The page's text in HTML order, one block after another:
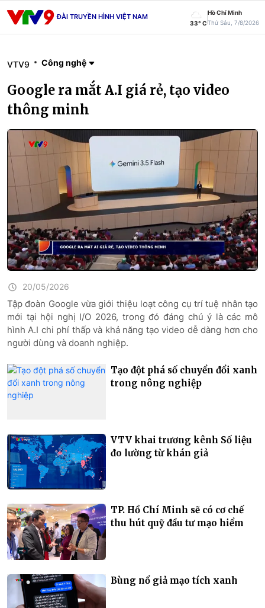
ĐÀI TRUYỀN HÌNH VIỆT NAM
33° C
Hồ Chí Minh
Thứ Sáu, 7/8/2026
VTV9 Công nghệ
Google ra mắt A.I giá rẻ, tạo video
thông minh
20/05/2026
Tập đoàn Google vừa giới thiệu loạt công cụ trí tuệ nhân tạo
mới tại hội nghị I/O 2026, trong đó đáng chú ý là các mô
hình A.I chi phí thấp và khả năng tạo video dễ dàng hơn cho
người dùng và doanh nghiệp.
Tạo đột phá số chuyển đổi xanh
trong nông nghiệp
VTV khai trương kênh Số liệu
đo lường từ khán giả
TP. Hồ Chí Minh sẽ có cơ chế
thu hút quỹ đầu tư mạo hiểm
Bùng nổ giả mạo tích xanh